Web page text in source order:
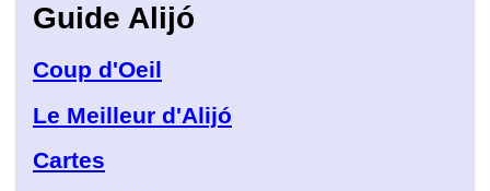
Guide Alijó
Coup d'Oeil
Le Meilleur d'Alijó
Cartes